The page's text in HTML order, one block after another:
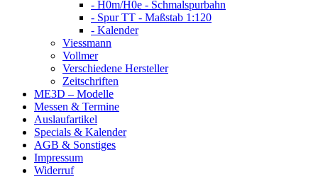
- H0m/H0e - Schmalspurbahn
- Spur TT - Maßstab 1:120
- Kalender
Viessmann
Vollmer
Verschiedene Hersteller
Zeitschriften
ME3D – Modelle
Messen & Termine
Auslaufartikel
Specials & Kalender
AGB & Sonstiges
Impressum
Widerruf